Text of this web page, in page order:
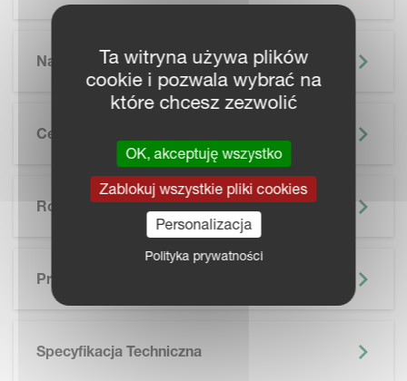
Najważniejsze Informacje
Cechy
Rolnictwo Precyzyjne
Prospekt
Specyfikacja Techniczna
Ta witryna używa plików
cookie i pozwala wybrać na
które chcesz zezwolić
OK, akceptuję wszystko
Zablokuj wszystkie pliki cookies
Personalizacja
Polityka prywatności